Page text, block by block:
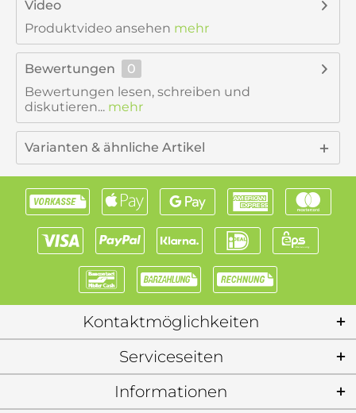
Video
Produktvideo ansehen mehr
Bewertungen
0
Bewertungen lesen, schreiben und
diskutieren... mehr
Varianten & ähnliche Artikel
Kontaktmöglichkeiten
Serviceseiten
Informationen